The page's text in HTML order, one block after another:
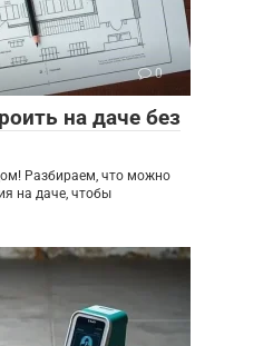
0
на даче без
Разбираем, что можно
на даче, чтобы